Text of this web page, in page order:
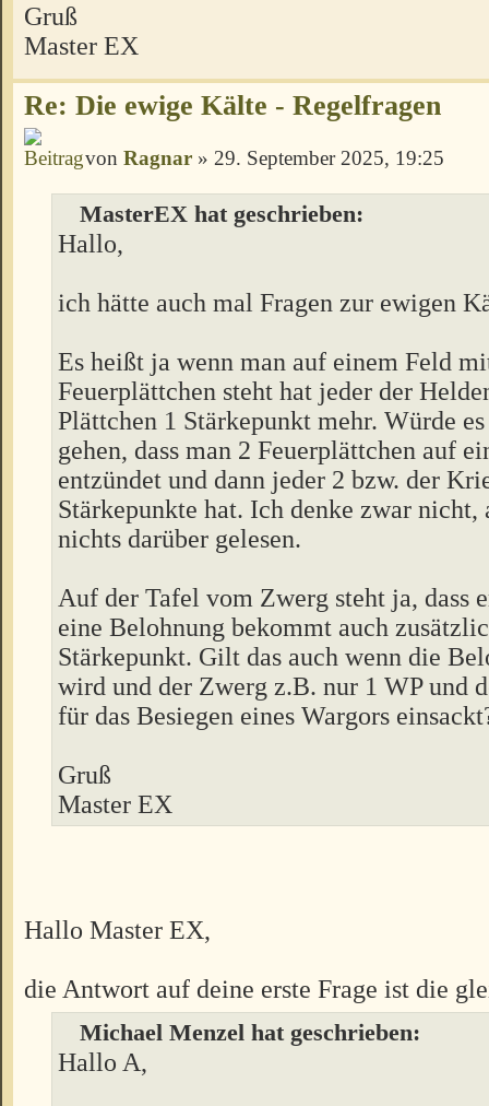
Gruß
Master EX
Re: Die ewige Kälte - Regelfragen
von Ragnar » 29. September 2025, 19:25
MasterEX hat geschrieben:
Hallo,
ich hätte auch mal Fragen zur ewigen
Es heißt ja wenn man auf einem Feld
Feuerplättchen steht hat jeder der
Plättchen 1 Stärkepunkt mehr. Würde
gehen, dass man 2 Feuerplättchen auf
entzündet und dann jeder 2 bzw. der
Stärkepunkte hat. Ich denke zwar nicht,
nichts darüber gelesen.
Auf der Tafel vom Zwerg steht ja, dass
eine Belohnung bekommt auch
Stärkepunkt. Gilt das auch wenn die
wird und der Zwerg z.B. nur 1 WP und
für das Besiegen eines Wargors
Gruß
Master EX
Hallo Master EX,
die Antwort auf deine erste Frage ist die
Michael Menzel hat geschrieben:
Hallo A,